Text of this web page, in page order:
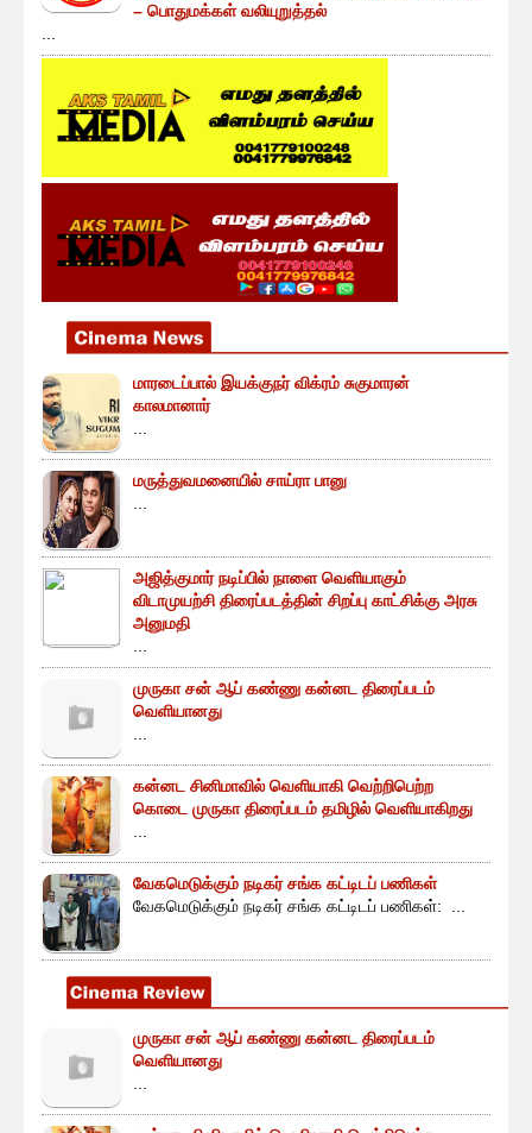
– பொதுமக்கள் வலியுறுத்தல்
...
மாரடைப்பால் இயக்குநர் விக்ரம் சுகுமாரன்
காலமானார்
...
மருத்துவமனையில் சாய்ரா பானு
...
அஜித்குமார் நடிப்பில் நாளை வெளியாகும்
விடாமுயற்சி திரைப்படத்தின் சிறப்பு காட்சிக்கு அரசு
அனுமதி
...
முருகா சன் ஆப் கண்ணு கன்னட திரைப்படம்
வெளியானது
...
கன்னட சினிமாவில் வெளியாகி வெற்றிபெற்ற
கொடை முருகா திரைப்படம் தமிழில் வெளியாகிறது
...
வேகமெடுக்கும் நடிகர் சங்க கட்டிடப் பணிகள்
வேகமெடுக்கும் நடிகர் சங்க கட்டிடப் பணிகள்: ...
முருகா சன் ஆப் கண்ணு கன்னட திரைப்படம்
வெளியானது
...